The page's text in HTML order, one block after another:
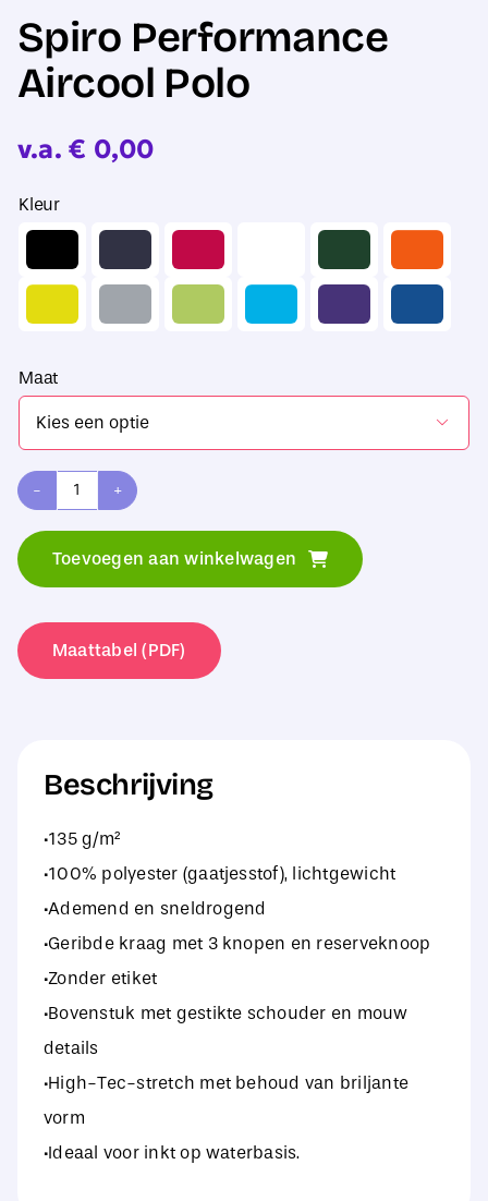
Spiro Performance
Aircool Polo
v.a.€ 0,00
Kleur
Maat

Spiro
Aircool
aantal
Toevoegen aan winkelwagen
Maattabel (PDF)
Beschrijving
·135 g/m²
·100% polyester (gaatjesstof), lichtgewicht
·Ademend en sneldrogend
·Geribde kraag met 3 knopen en reserveknoop
·Zonder etiket
·Bovenstuk met gestikte schouder en mouw
details
·High-Tec-stretch met behoud van briljante
vorm
·Ideaal voor inkt op waterbasis.